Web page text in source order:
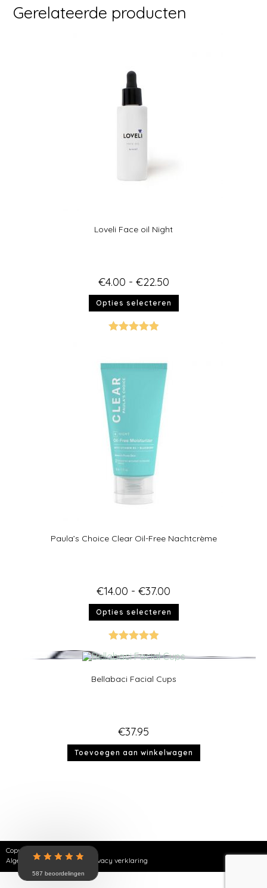
Gerelateerde producten
Loveli Face oil Night
€4.00 - €22.50
Opties selecteren
Paula’s Choice Clear Oil-Free Nachtcrème
€14.00 - €37.00
Opties selecteren
Bellabaci Facial Cups
€37.95
Toevoegen aan winkelwagen
Copyright © 2026 | SKNZ
Algemene voorwaarden
Privacy verklaring
587 beoordelingen